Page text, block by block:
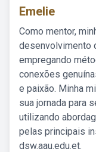
Emelie
Como mentor,
desenvolvimento
empregando
conexões
e paixão. Minha
sua jornada para
utilizando
pelas principais
dsw.aau.edu.et.